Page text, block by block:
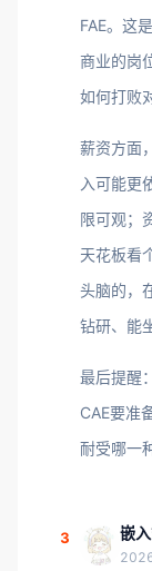
FAE。这
商业的岗
如何打败
薪资方面
入可能更
限可观；
天花板看
头脑的，
钻研、能
最后提醒
CAE要准
耐受哪一
3 嵌